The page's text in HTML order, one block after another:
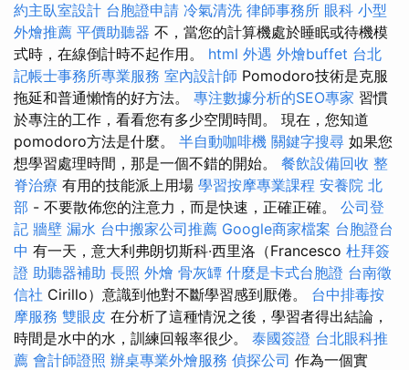
約主臥室設計 台胞證申請 冷氣清洗 律師事務所 眼科 小型
外燴推薦 平價助聽器 不，當您的計算機處於睡眠或待機模
式時，在線倒計時不起作用。 html 外遇 外燴buffet 台北
記帳士事務所專業服務 室內設計師 Pomodoro技術是克服
拖延和普通懶惰的好方法。 專注數據分析的SEO專家 習慣
於專注的工作，看看您有多少空閒時間。 現在，您知道
pomodoro方法是什麼。 半自動咖啡機 關鍵字搜尋 如果您
想學習處理時間，那是一個不錯的開始。 餐飲設備回收 整
脊治療 有用的技能派上用場 學習按摩專業課程 安養院 北
部 - 不要散佈您的注意力，而是快速，正確正確。 公司登
記 牆壁 漏水 台中搬家公司推薦 Google商家檔案 台胞證台
中 有一天，意大利弗朗切斯科·西里洛（Francesco 杜拜簽
證 助聽器補助 長照 外燴 骨灰罈 什麼是卡式台胞證 台南徵
信社 Cirillo）意識到他對不斷學習感到厭倦。 台中排毒按
摩服務 雙眼皮 在分析了這種情況之後，學習者得出結論，
時間是水中的水，訓練回報率很少。 泰國簽證 台北眼科推
薦 會計師證照 辦桌專業外燴服務 偵探公司 作為一個實